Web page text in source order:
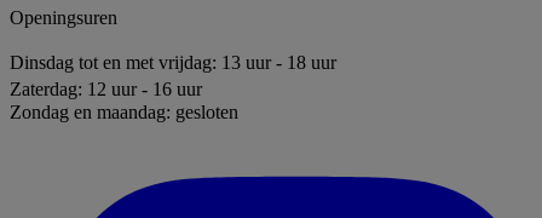
Openingsuren
Dinsdag tot en met vrijdag: 13 uur - 18 uur
Zaterdag: 12 uur - 16 uur
Zondag en maandag: gesloten